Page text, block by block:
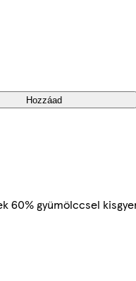
Hozzáad
60% gyümölccsel